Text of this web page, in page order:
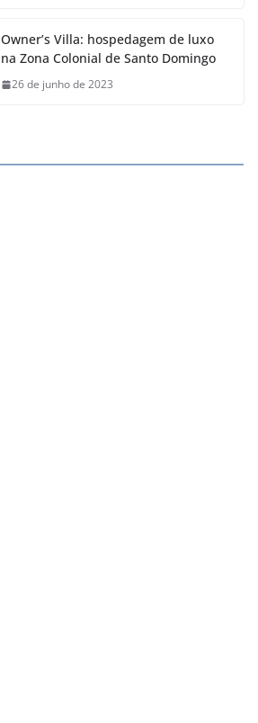
Owner’s Villa: hospedagem de luxo
na Zona Colonial de Santo Domingo
26 de junho de 2023